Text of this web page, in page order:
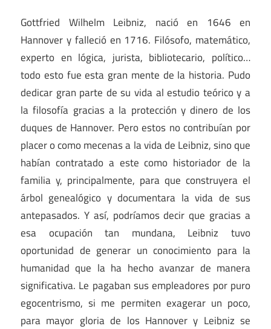
Gottfried Wilhelm Leibniz, nació en 1646 en
Hannover y falleció en 1716. Filósofo, matemático,
experto en lógica, jurista, bibliotecario, político…
todo esto fue esta gran mente de la historia. Pudo
dedicar gran parte de su vida al estudio teórico y a
la filosofía gracias a la protección y dinero de los
duques de Hannover. Pero estos no contribuían por
placer o como mecenas a la vida de Leibniz, sino que
habían contratado a este como historiador de la
familia y, principalmente, para que construyera el
árbol genealógico y documentara la vida de sus
antepasados. Y así, podríamos decir que gracias a
esa ocupación tan mundana, Leibniz tuvo
oportunidad de generar un conocimiento para la
humanidad que la ha hecho avanzar de manera
significativa. Le pagaban sus empleadores por puro
egocentrismo, si me permiten exagerar un poco,
para mayor gloria de los Hannover y Leibniz se